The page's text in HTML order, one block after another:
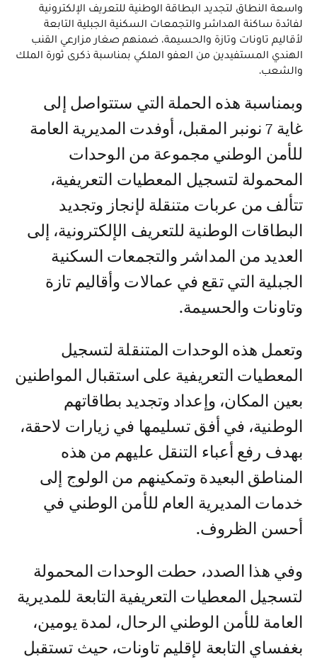
واسعة النطاق لتجديد البطاقة الوطنية للتعريف الإلكترونية
لفائدة ساكنة المداشر والتجمعات السكنية الجبلية التابعة
لأقاليم تاونات وتازة والحسيمة، ضمنهم صغار مزارعي القنب
الهندي المستفيدين من العفو الملكي بمناسبة ذكرى ثورة الملك
والشعب.
وبمناسبة هذه الحملة التي ستتواصل إلى
غاية 7 نونبر المقبل، أوفدت المديرية العامة
للأمن الوطني مجموعة من الوحدات
المحمولة لتسجيل المعطيات التعريفية،
تتألف من عربات متنقلة لإنجاز وتجديد
البطاقات الوطنية للتعريف الإلكترونية، إلى
العديد من المداشر والتجمعات السكنية
الجبلية التي تقع في عمالات وأقاليم تازة
وتاونات والحسيمة.
وتعمل هذه الوحدات المتنقلة لتسجيل
المعطيات التعريفية على استقبال المواطنين
بعين المكان، وإعداد وتجديد بطاقاتهم
الوطنية، في أفق تسليمها في زيارات لاحقة،
بهدف رفع أعباء التنقل عليهم من هذه
المناطق البعيدة وتمكينهم من الولوج إلى
خدمات المديرية العام للأمن الوطني في
أحسن الظروف.
وفي هذا الصدد، حطت الوحدات المحمولة
لتسجيل المعطيات التعريفية التابعة للمديرية
العامة للأمن الوطني الرحال، لمدة يومين،
بغفساي التابعة لإقليم تاونات، حيث تستقبل